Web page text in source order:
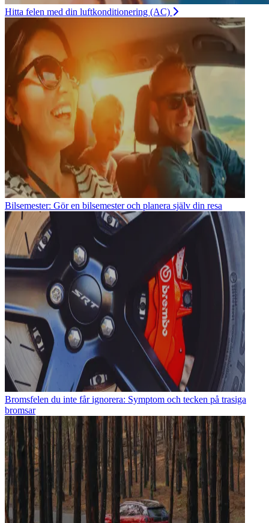
Hitta felen med din luftkonditionering (AC)
Bilsemester: Gör en bilsemester och planera själv din resa
Bromsfelen du inte får ignorera: Symptom och tecken på trasiga
bromsar